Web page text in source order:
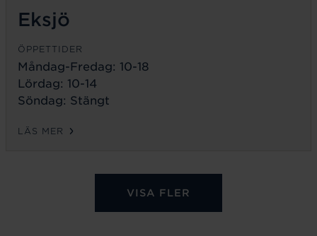
Eksjö
ÖPPETTIDER
Måndag-Fredag: 10-18
Lördag: 10-14
Söndag: Stängt
LÄS MER
VISA FLER